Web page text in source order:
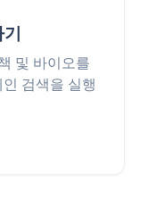
및 바이오를
검색을 실행